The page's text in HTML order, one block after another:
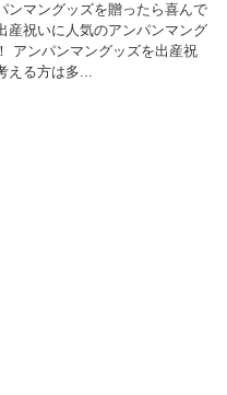
ンマングッズを贈ったら喜んで
産祝いに人気のアンパンマング
アンパンマングッズを出産祝
える方は多...